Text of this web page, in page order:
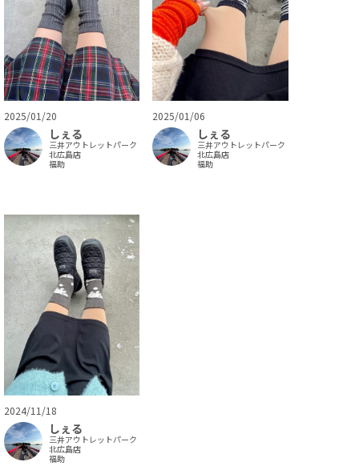
2025/01/20
しぇる
三井アウトレットパーク
北広島店
福助
2025/01/06
しぇる
三井アウトレットパーク
北広島店
福助
2024/11/18
しぇる
三井アウトレットパーク
北広島店
福助